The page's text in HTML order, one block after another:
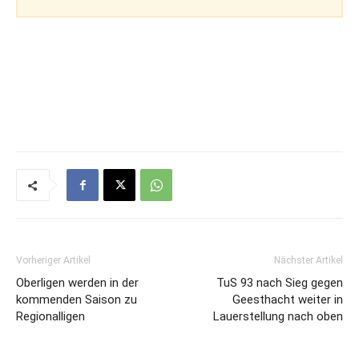
Vorheriger Artikel
Oberligen werden in der
kommenden Saison zu
Regionalligen
Nächster Artikel
TuS 93 nach Sieg gegen
Geesthacht weiter in
Lauerstellung nach oben